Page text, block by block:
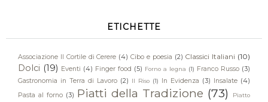
ETICHETTE
Associazione Il Cortile di Cerere (4) Cibo e poesia (2) Classici Italiani (10)
Dolci (19) Eventi (4) Finger food (5) Forno a legna (1) Franco Russo (3)
Gastronomia in Terra di Lavoro (2) Il Riso (1) In Evidenza (3) Insalate (4)
Pasta al forno (3) Piatti della Tradizione (73)
Piatto